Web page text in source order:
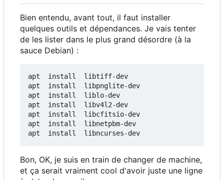
Bien entendu, avant tout, il faut installer
quelques outils et dépendances. Je vais tenter
de les lister dans le plus grand désordre (à la
sauce Debian) :
apt  install  libtiff-dev
apt  install  libpnglite-dev
apt  install  liblo-dev
apt  install  libv4l2-dev
apt  install  libcfitsio-dev
apt  install  libnetpbm-dev
Bon, OK, je suis en train de changer de machine,
et ça serait vraiment cool d'avoir juste une ligne